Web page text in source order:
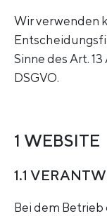
Wir verwenden
Sinne des Art.
DSGVO.
1 WEBSITE
1.1
Bei dem